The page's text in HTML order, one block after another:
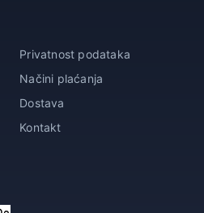
Privatnost podataka
Načini plaćanja
Dostava
Kontakt